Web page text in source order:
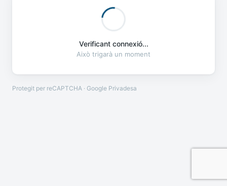
Verificant connexió...
Això trigarà un moment
Protegit per reCAPTCHA · Google Privadesa